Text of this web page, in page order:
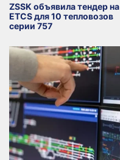
ZSSK объявила тендер на
ETCS для 10 тепловозов
серии 757